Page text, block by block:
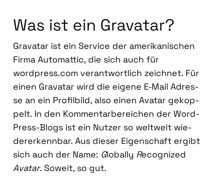
Was ist ein Grava­tar?
Grava­tar ist ein Ser­vice der ame­ri­ka­ni­schen
Fir­ma Auto­mat­tic, die sich auch für
wordpress.com ver­ant­wort­lich zeich­net. Für
einen Grava­tar wird die eige­ne E‑Mail Adres­
se an ein Pro­fil­bild, also einen Ava­tar gekop­
pelt. In den Kom­men­tar­be­rei­chen der Word­
Press-Blogs ist ein Nut­zer so welt­weit wie­
der­erkenn­bar. Aus die­ser Eigen­schaft ergibt
sich auch der Name: Global­ly Reco­gni­zed
Ava­tar. Soweit, so gut.